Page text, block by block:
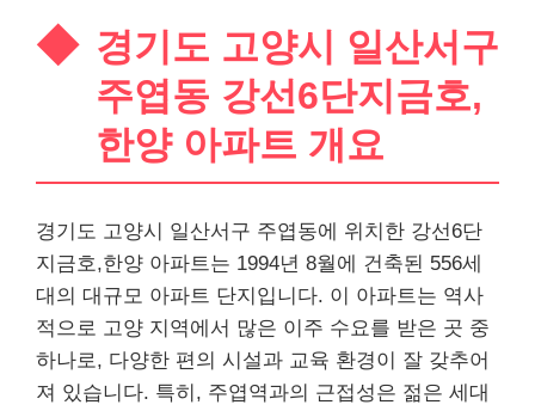
경기도 고양시 일산서구
주엽동 강선6단지금호,
한양 아파트 개요
경기도 고양시 일산서구 주엽동에 위치한 강선6단
지금호,한양 아파트는 1994년 8월에 건축된 556세
대의 대규모 아파트 단지입니다. 이 아파트는 역사
적으로 고양 지역에서 많은 이주 수요를 받은 곳 중
하나로, 다양한 편의 시설과 교육 환경이 잘 갖추어
져 있습니다. 특히, 주엽역과의 근접성은 젊은 세대